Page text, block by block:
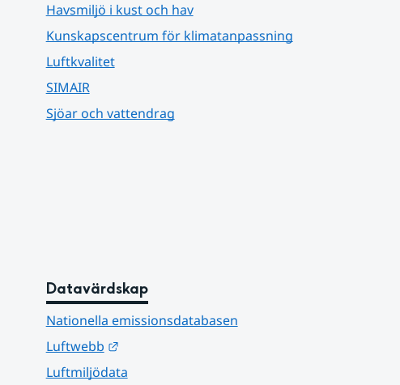
Havsmiljö i kust och hav
Kunskapscentrum för klimatanpassning
Luftkvalitet
SIMAIR
Sjöar och vattendrag
Datavärdskap
Nationella emissionsdatabasen
Luftwebb
Länk till annan webbplats.
Luftmiljödata